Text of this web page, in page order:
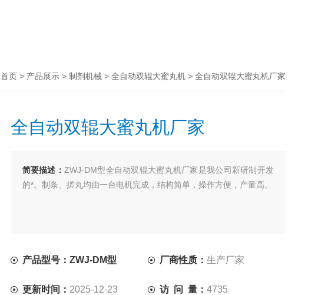
首页 > 产品展示 > 制剂机械 > 全自动双辊大蜜丸机 > 全自动双辊大蜜丸机厂家
全自动双辊大蜜丸机厂家
简要描述： ZWJ-DM型全自动双辊大蜜丸机厂家是我公司新研制开发
的*。制条、搓丸均由一台电机完成，结构简单，操作方便，产量高。
产品型号：ZWJ-DM型 厂商性质：生产厂家
更新时间： 2025-12-23 访 问 量：4735